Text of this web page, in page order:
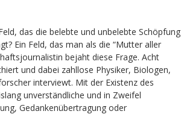
das die belebte und unbelebte Schöpfung
Ein Feld, das man als die “Mutter aller
bejaht diese Frage. Acht
und dabei zahllose Physiker, Biologen,
interviewt. Mit der Existenz des
unverständliche und in Zweifel
Gedankenübertragung oder